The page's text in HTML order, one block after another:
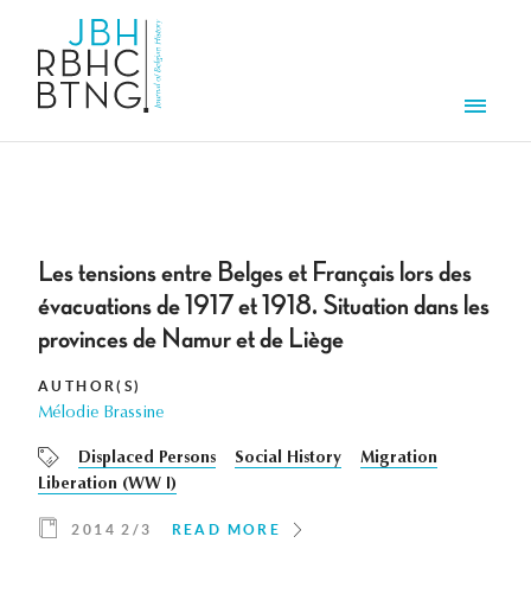
Les tensions entre Belges et Français lors des
évacuations de 1917 et 1918. Situation dans les
provinces de Namur et de Liège
AUTHOR(S)
Mélodie Brassine
Displaced Persons Social History
Migration
Liberation (WW I)
2014 2/3 READ MORE